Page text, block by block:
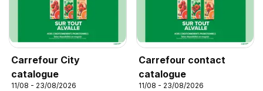
Carrefour City
catalogue
11/08 - 23/08/2026
Carrefour contact
catalogue
11/08 - 23/08/2026